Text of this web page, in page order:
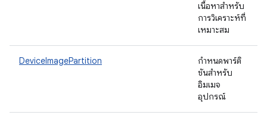
เนื้อหาสำหรับ
การวิเคราะห์ที่
เหมาะสม
DeviceImagePartition
กำหนดพาร์ติ
ชันสำหรับ
อิมเมจ
อุปกรณ์